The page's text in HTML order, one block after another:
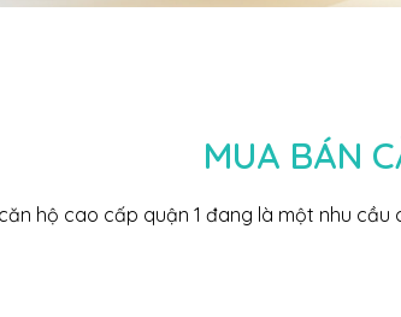
MUA BÁN
hộ cao cấp quận 1 đang là một nhu cầu